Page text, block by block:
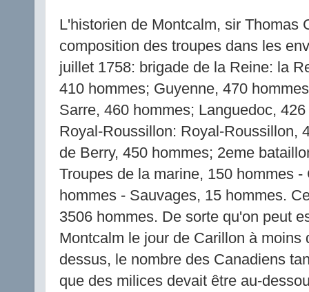
L'historien de Montcalm, sir Thomas
composition des troupes dans les
juillet 1758: brigade de la Reine: la
410 hommes; Guyenne, 470
Sarre, 460 hommes; Languedoc,
Royal-Roussillon: Royal-Roussillon,
de Berry, 450 hommes; 2eme
Troupes de la marine, 150 hommes
hommes - Sauvages, 15 hommes.
3506 hommes. De sorte qu'on peut
Montcalm le jour de Carillon à moins
dessus, le nombre des Canadiens
que des milices devait être au-